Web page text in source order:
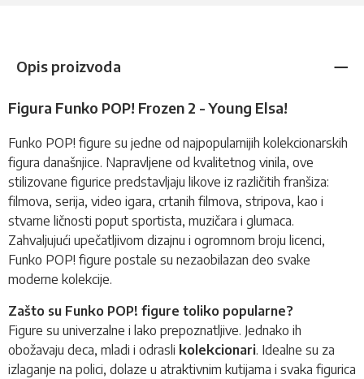
Opis proizvoda
Figura Funko POP! Frozen 2 - Young Elsa!
Funko POP! figure su jedne od najpopularnijih kolekcionarskih
figura današnjice. Napravljene od kvalitetnog vinila, ove
stilizovane figurice predstavljaju likove iz različitih franšiza:
filmova, serija, video igara, crtanih filmova, stripova, kao i
stvarne ličnosti poput sportista, muzičara i glumaca.
Zahvaljujući upečatljivom dizajnu i ogromnom broju licenci,
Funko POP! figure postale su nezaobilazan deo svake
moderne kolekcije.
Zašto su Funko POP! figure toliko popularne?
Figure su univerzalne i lako prepoznatljive. Jednako ih
obožavaju deca, mladi i odrasli kolekcionari. Idealne su za
izlaganje na polici, dolaze u atraktivnim kutijama i svaka figurica